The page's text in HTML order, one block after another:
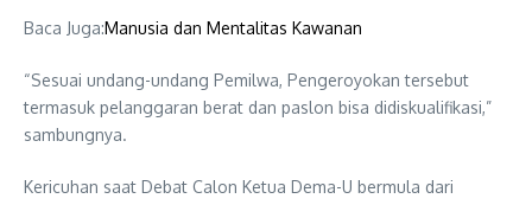
Baca Juga:Manusia dan Mentalitas Kawanan
“Sesuai undang-undang Pemilwa, Pengeroyokan tersebut
termasuk pelanggaran berat dan paslon bisa didiskualifikasi,”
sambungnya.
Kericuhan saat Debat Calon Ketua Dema-U bermula dari